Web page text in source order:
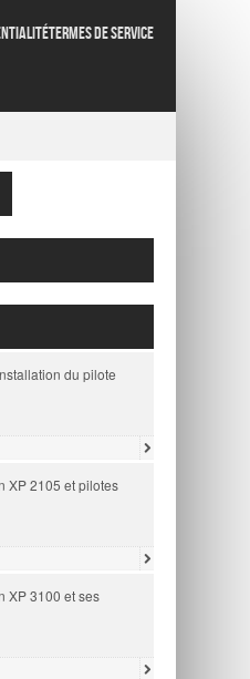
TERMES DE SERVICE
du pilote
XP 2105 et pilotes
XP 3100 et ses